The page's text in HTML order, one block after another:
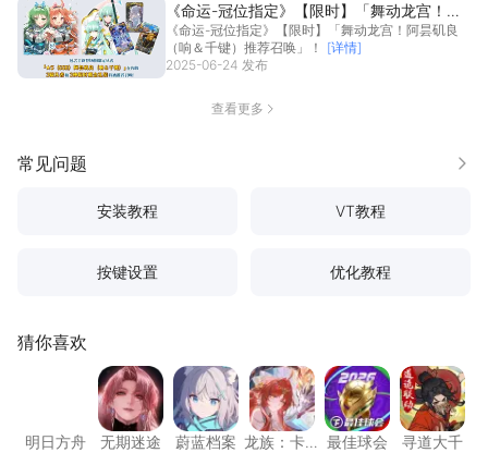
《命运-冠位指定》【限时】「舞动龙宫！阿
昙矶良（响＆千键）推荐召唤」！
《命运-冠位指定》【限时】「舞动龙宫！阿昙矶良
（响＆千键）推荐召唤」！
[详情]
2025-06-24 发布
查看更多
常见问题 更多
安装教程 VT教程
按键设置 优化教程
猜你喜欢
明日方舟
明日方舟
无期迷途
无期迷途
蔚蓝档案
蔚蓝档案
龙族：卡塞尔之门
龙族：卡
最佳球会
最佳球会
寻道大
寻道大千